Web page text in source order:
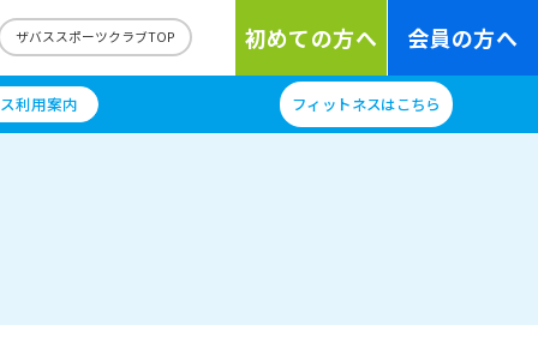
ザバススポーツクラブTOP 初めての方へ 会員の方へ
利用案内 フィットネスはこちら